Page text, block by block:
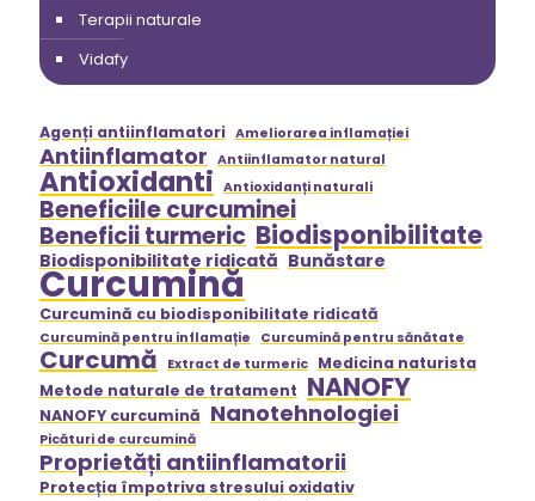
Terapii naturale
Vidafy
Agenți antiinflamatori Ameliorarea inflamației
Antiinflamator Antiinflamator natural
Antioxidanti Antioxidanți naturali
Beneficiile curcuminei
Beneficii turmeric Biodisponibilitate
Biodisponibilitate ridicată Bunăstare
Curcumină
Curcumină cu biodisponibilitate ridicată
Curcumină pentru inflamație Curcumină pentru sănătate
Curcumă Extract de turmeric Medicina naturista
Metode naturale de tratament NANOFY
NANOFY curcumină Nanotehnologiei
Picături de curcumină
Proprietăți antiinflamatorii
Protecția împotriva stresului oxidativ